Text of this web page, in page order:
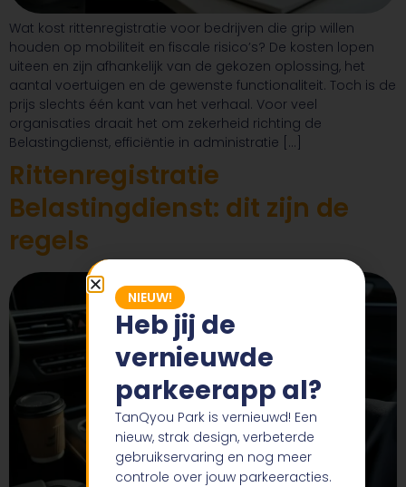
Wat kost rittenregistratie voor bedrijven die grip willen
houden op mobiliteit en fiscale risico’s? De kosten lopen
uiteen en zijn afhankelijk van de gekozen oplossing, het
aantal voertuigen en de gewenste functionaliteit. Toch is de
prijs slechts één kant van het verhaal. Voor veel
organisaties draait het om zekerheid richting de
Belastingdienst, efficiëntie in administratie […]
Rittenregistratie
Belastingdienst: dit zijn de
regels
NIEUW!
Heb jij de
vernieuwde
parkeerapp al?
TanQyou Park is vernieuwd! Een
nieuw, strak design, verbeterde
gebruikservaring en nog meer
controle over jouw parkeeracties.